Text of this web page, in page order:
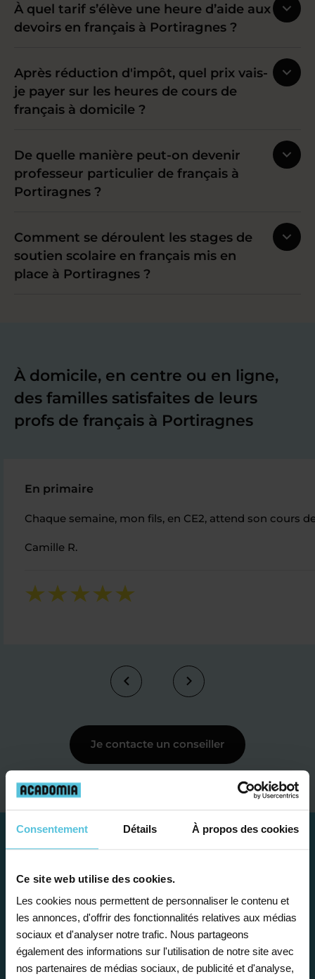
Consentement Détails À propos des cookies
Ce site web utilise des cookies.
Les cookies nous permettent de personnaliser le contenu et
les annonces, d'offrir des fonctionnalités relatives aux médias
sociaux et d'analyser notre trafic. Nous partageons
également des informations sur l'utilisation de notre site avec
nos partenaires de médias sociaux, de publicité et d'analyse,
À quel tarif s’élève une heure d’aide aux
devoirs en français à Portiragnes ?
Après réduction d'impôt, quel prix vais-
je payer sur les heures de cours de
français à domicile ?
De quelle manière peut-on devenir
professeur particulier de français à
Portiragnes ?
Comment se déroulent les stages de
soutien scolaire en français mis en
place à Portiragnes ?
À domicile, en centre ou en ligne,
des familles satisfaites de leurs
profs de français à Portiragnes
En primaire
Chaque semaine, mon fils, en CE2, attend son cours
Camille R.
Je contacte un conseiller